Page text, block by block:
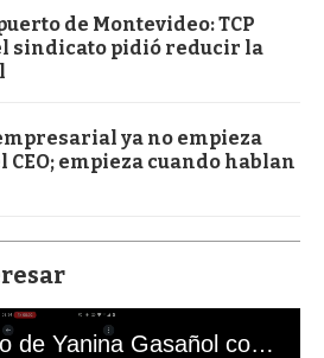
de Montevideo: TCP
sindicato pidió reducir la
ya no empieza
CEO; empieza cuando hablan
El mal momento de Yanina Gasañol con un hincha argentino en "Subrayado"